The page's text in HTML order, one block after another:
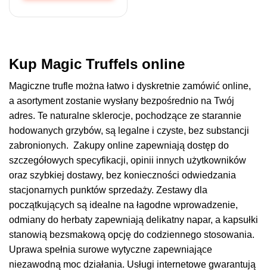
Ten
produkt
Opcje
wybrać
na
stronie
produktu
Kup Magic Truffels online
Magiczne trufle można łatwo i dyskretnie zamówić online,
a asortyment zostanie wysłany bezpośrednio na Twój
adres. Te naturalne sklerocje, pochodzące ze starannie
hodowanych grzybów, są legalne i czyste, bez substancji
zabronionych. Zakupy online zapewniają dostęp do
szczegółowych specyfikacji, opinii innych użytkowników
oraz szybkiej dostawy, bez konieczności odwiedzania
stacjonarnych punktów sprzedaży. Zestawy dla
początkujących są idealne na łagodne wprowadzenie,
odmiany do herbaty zapewniają delikatny napar, a kapsułki
stanowią bezsmakową opcję do codziennego stosowania.
Uprawa spełnia surowe wytyczne zapewniające
niezawodną moc działania. Usługi internetowe gwarantują